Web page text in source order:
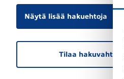
Näytä lisää hakuehtoja
Tilaa hakuvahti